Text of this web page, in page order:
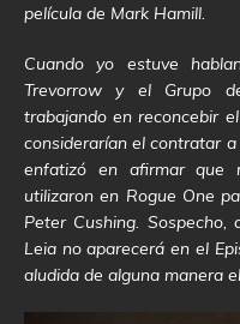
película de Mark Hamill.
Cuando yo estuve
Trevorrow y el Grupo
trabajando en reconcebir
considerarían el contratar
enfatizó en afirmar que
utilizaron en Rogue One
Peter Cushing.
Leia no aparecerá en el
aludida de alguna manera